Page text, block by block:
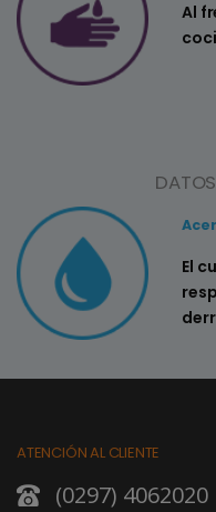
Al
El
ATENCIÓN AL CLIENTE
(0297) 4062020